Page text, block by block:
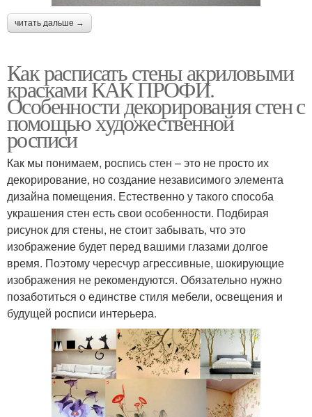
читать дальше →
Как расписать стены акриловыми
красками КАК ПРОФИ.
Особенности декорирования стен с
помощью художественной
росписи
Как мы понимаем, роспись стен – это не просто их
декорирование, но создание независимого элемента
дизайна помещения. Естественно у такого способа
украшения стен есть свои особенности. Подбирая
рисунок для стены, не стоит забывать, что это
изображение будет перед вашими глазами долгое
время. Поэтому чересчур агрессивные, шокирующие
изображения не рекомендуются. Обязательно нужно
позаботиться о единстве стиля мебели, освещения и
будущей росписи интерьера.